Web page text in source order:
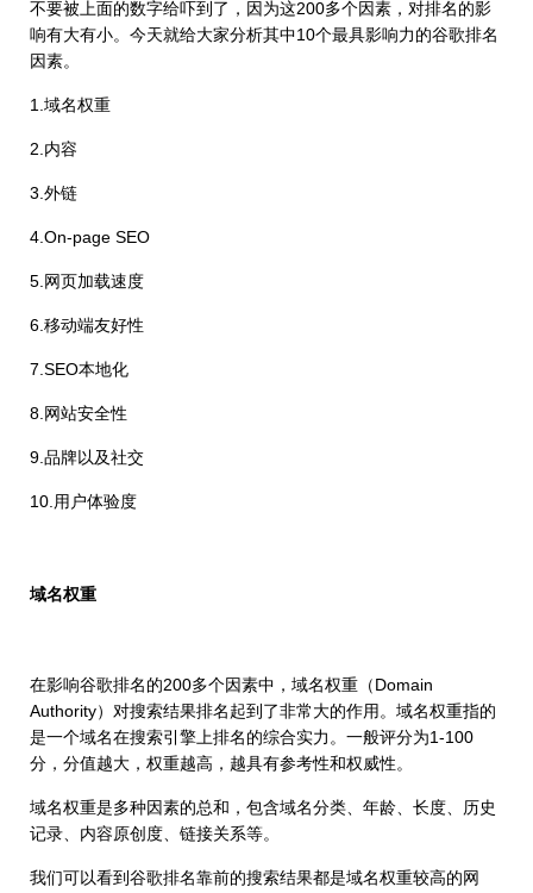
不要被上面的数字给吓到了，因为这200多个因素，对排名的影
响有大有小。今天就给大家分析其中10个最具影响力的谷歌排名
因素。
1.域名权重
2.内容
3.外链
4.On-page SEO
5.网页加载速度
6.移动端友好性
7.SEO本地化
8.网站安全性
9.品牌以及社交
10.用户体验度
域名权重
在影响谷歌排名的200多个因素中，域名权重（Domain
Authority）对搜索结果排名起到了非常大的作用。域名权重指的
是一个域名在搜索引擎上排名的综合实力。一般评分为1-100
分，分值越大，权重越高，越具有参考性和权威性。
域名权重是多种因素的总和，包含域名分类、年龄、长度、历史
记录、内容原创度、链接关系等。
我们可以看到谷歌排名靠前的搜索结果都是域名权重较高的网